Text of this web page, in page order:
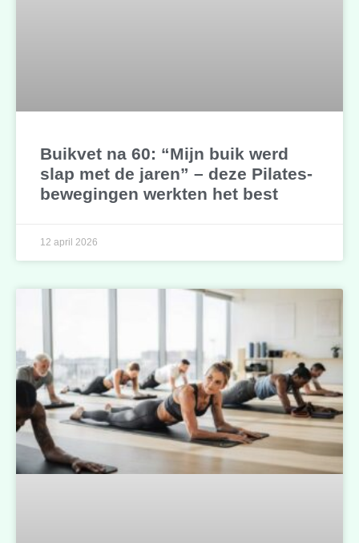
Buikvet na 60: “Mijn buik werd
slap met de jaren” – deze Pilates-
bewegingen werkten het best
12 april 2026